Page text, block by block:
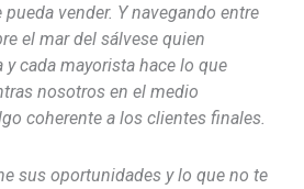
vender. Y navegando entre
el mar del sálvese quien
y cada mayorista hace lo que
nosotros en el medio
coherente a los clientes finales.
sus oportunidades y lo que no te